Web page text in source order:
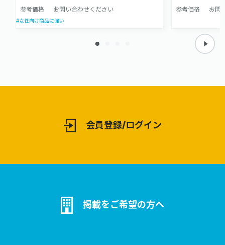
美しく仕上げる。 プロモーションに
欠かせないスキルとツールを取り揃
して承れるよう環境を整えておりま
参考価格 お問い合わせください
#女性向け商品に強い
サイン等の
に役立つシ
合わせて構
参考価格 お問
会員登録/ログイン
掲載をご希望の方へ